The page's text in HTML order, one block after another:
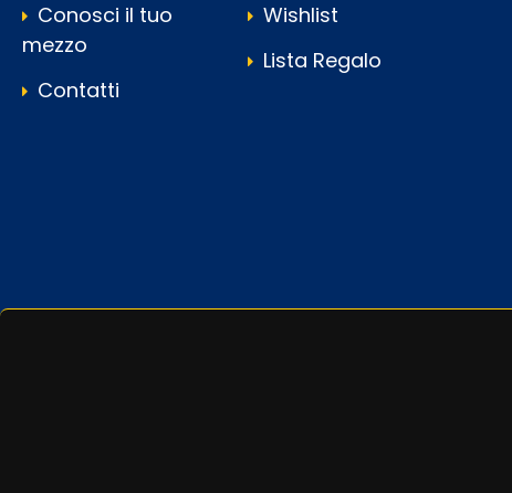
Conosci il tuo
mezzo
Contatti
Wishlist
Lista Regalo